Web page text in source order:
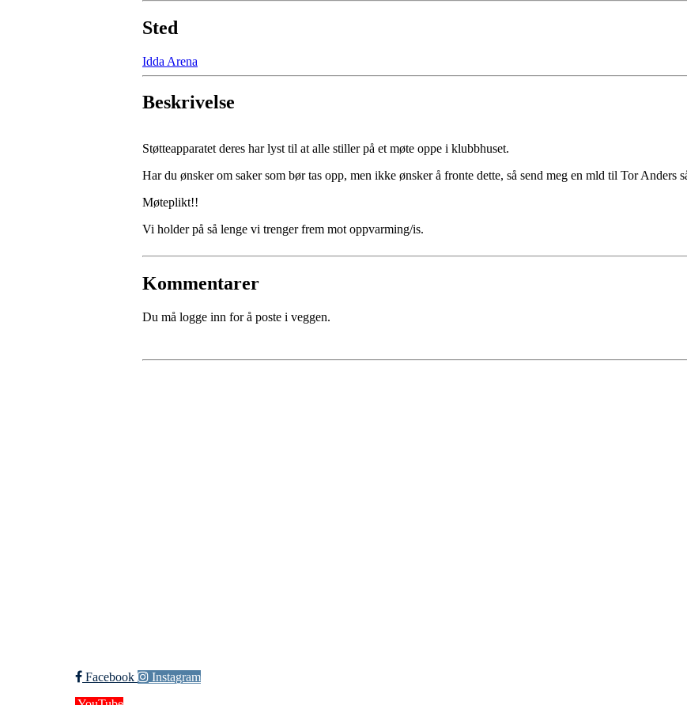
Sted
Idda Arena
Beskrivelse
Støtteapparatet deres har lyst til at alle stiller på et møte oppe i klubbhuset.
Har du ønsker om saker som bør tas opp, men ikke ønsker å fronte dette, så send meg en mld til Tor Anders
Møteplikt!!
Vi holder på så lenge vi trenger frem mot oppvarming/is.
Kommentarer
Du må logge inn for å poste i veggen.
Facebook
Instagram